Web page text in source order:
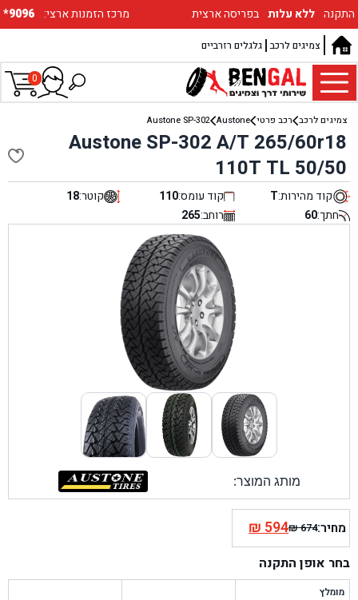
*9096 :מרכז הזמנות ארצי התקנה ללא עלות בפריסה ארצית
גלגלים רזרביים צמיגים לרכב
0
צמיגים לרכב רכב פרטי Austone
Austone SP-302
Austone SP-302 A/T 265/60r18
110T TL 50/50
קוד מהירות:T קוד עומס:110 קוטר:18
חתך:60 רוחב:265
מותג המוצר:
מחיר: ₪674
המחיר
המקורי
היה:
₪594המחיר
הנוכחי
הוא:
בחר אופן התקנה
מומלץ